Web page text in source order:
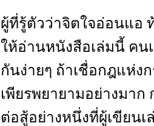
ผู้ที่รู้ตัวว่าจิตใจอ่อนแอ
ให้อ่านหนังสือเล่มนี้ คน
กันง่ายๆ ถ้าเชื่อกฎแห่ง
เพียรพยายามอย่างมาก
ต่อสู้อย่างหนึ่งที่ผู้เขียน